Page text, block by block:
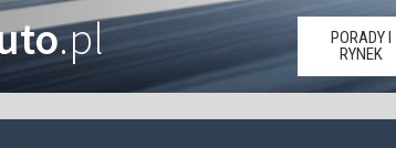
.pl
PORADY I
RYNEK